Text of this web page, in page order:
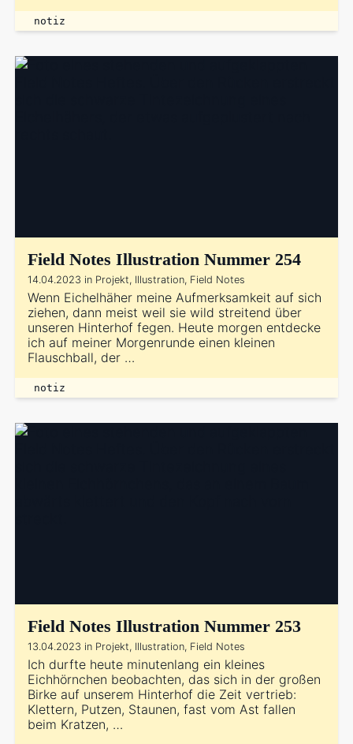
notiz
Field Notes Illustration Nummer 254
14.04.2023 in Projekt, Illustration, Field Notes
Wenn Eichelhäher meine Aufmerksamkeit auf sich
ziehen, dann meist weil sie wild streitend über
unseren Hinterhof fegen. Heute morgen entdecke
ich auf meiner Morgenrunde einen kleinen
Flauschball, der …
notiz
Field Notes Illustration Nummer 253
13.04.2023 in Projekt, Illustration, Field Notes
Ich durfte heute minutenlang ein kleines
Eichhörnchen beobachten, das sich in der großen
Birke auf unserem Hinterhof die Zeit vertrieb:
Klettern, Putzen, Staunen, fast vom Ast fallen
beim Kratzen, …